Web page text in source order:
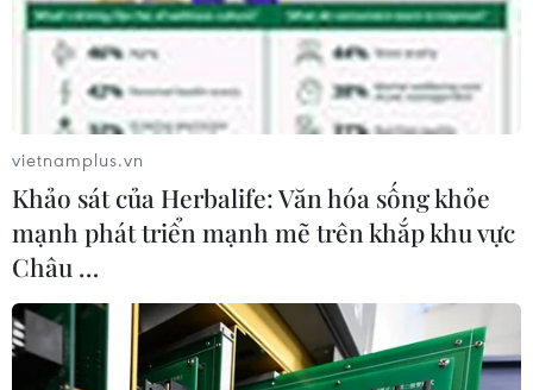
Sỹ tử hoàn thành môn Toán, kết
thúc kỳ thi vào lớp 10 tại Hà Nội
vietnamplus.vn
Khảo sát của Herbalife: Văn hóa sống khỏe
mạnh phát triển mạnh mẽ trên khắp khu vực
Châu …